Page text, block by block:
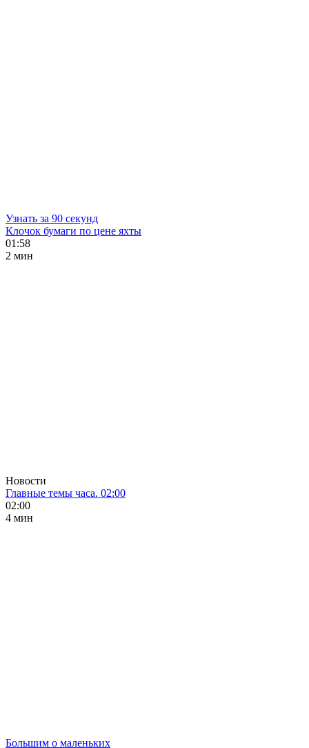
Узнать за 90 секунд
Клочок бумаги по цене яхты
01:58
2 мин
Новости
Главные темы часа. 02:00
02:00
4 мин
Большим о маленьких